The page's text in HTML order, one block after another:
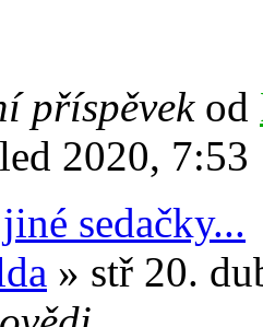
příspěvek od
2020, 7:53
sedačky...
» stř 20.